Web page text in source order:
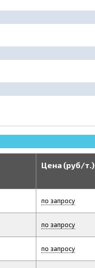
Цена (руб/т.)
по запросу
по запросу
по запросу